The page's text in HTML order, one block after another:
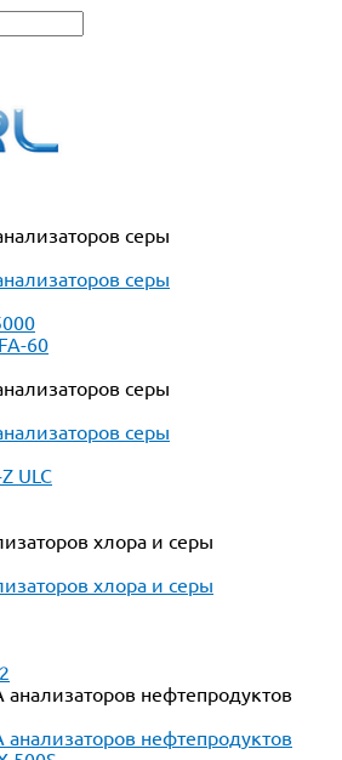
серы
серы
60
серы
серы
ULC
хлора и серы
хлора и серы
нефтепродуктов
нефтепродуктов